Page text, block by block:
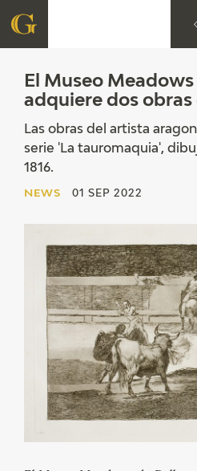
FOUNDATION
CORPORATE ACTION
CONTACT
EXPOSICIONES
ACTIVIDADES
El Museo
adquiere dos obras
Las obras del artista
serie 'La tauromaquia',
1816.
NEWS 01 SEP 2022